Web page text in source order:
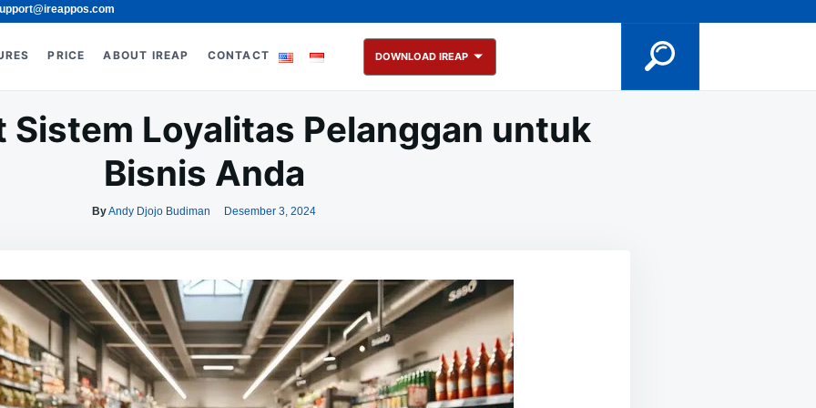
PRICE ABOUT IREAP CONTACT DOWNLOAD IREAP
Sistem Loyalitas Pelanggan untuk
Bisnis Anda
ByAndy Djojo Budiman Desember 3, 2024